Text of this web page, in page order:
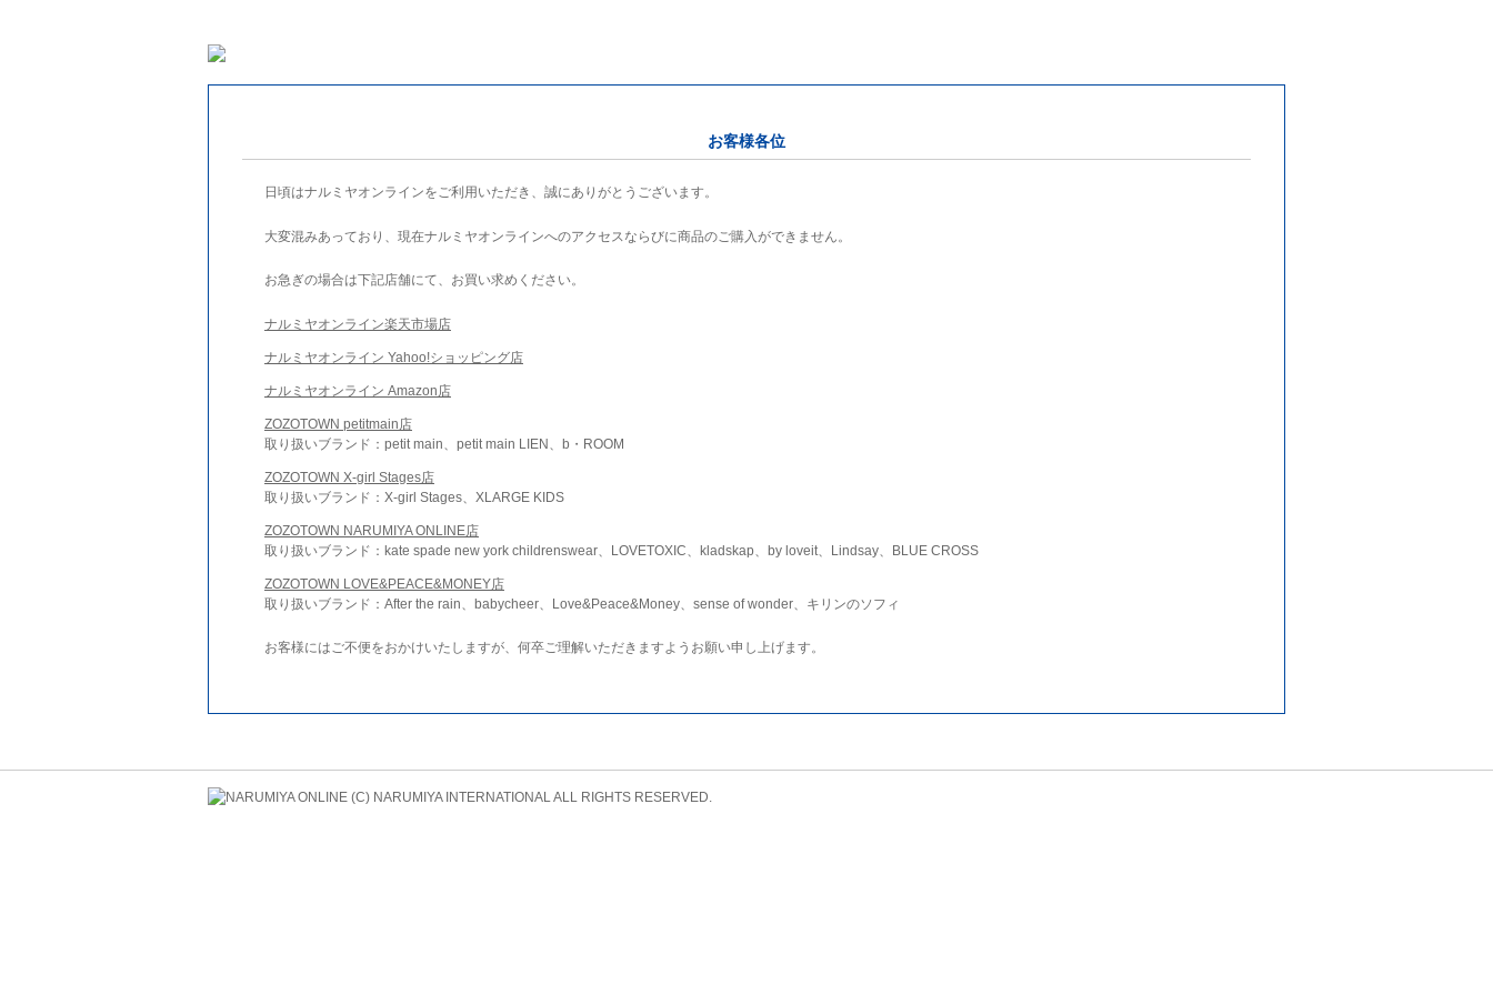
お客様各位
日頃はナルミヤオンラインをご利用いただき、誠にありがとうございます。
大変混みあっており、現在ナルミヤオンラインへのアクセスならびに商品のご購入ができません。
お急ぎの場合は下記店舗にて、お買い求めください。
ナルミヤオンライン楽天市場店
ナルミヤオンライン Yahoo!ショッピング店
ナルミヤオンライン Amazon店
ZOZOTOWN petitmain店
取り扱いブランド：petit main、petit main LIEN、b・ROOM
ZOZOTOWN X-girl Stages店
取り扱いブランド：X-girl Stages、XLARGE KIDS
ZOZOTOWN NARUMIYA ONLINE店
取り扱いブランド：kate spade new york childrenswear、LOVETOXIC、kladskap、by loveit、Lindsay、BLUE CROSS
ZOZOTOWN LOVE&PEACE&MONEY店
取り扱いブランド：After the rain、babycheer、Love&Peace&Money、sense of wonder、キリンのソフィ
お客様にはご不便をおかけいたしますが、何卒ご理解いただきますようお願い申し上げます。